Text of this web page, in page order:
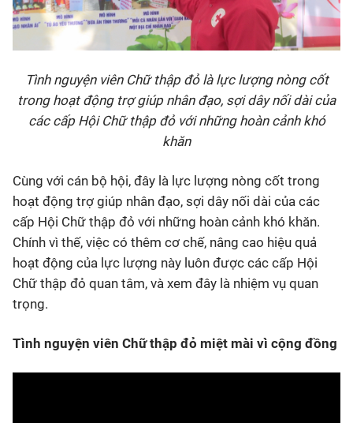
Tình nguyện viên Chữ thập đỏ là lực lượng nòng cốt
trong hoạt động trợ giúp nhân đạo, sợi dây nối dài của
các cấp Hội Chữ thập đỏ với những hoàn cảnh khó
khăn
Cùng với cán bộ hội, đây là lực lượng nòng cốt trong
hoạt động trợ giúp nhân đạo, sợi dây nối dài của các
cấp Hội Chữ thập đỏ với những hoàn cảnh khó khăn.
Chính vì thế, việc có thêm cơ chế, nâng cao hiệu quả
hoạt động của lực lượng này luôn được các cấp Hội
Chữ thập đỏ quan tâm, và xem đây là nhiệm vụ quan
trọng.
Tình nguyện viên Chữ thập đỏ miệt mài vì cộng đồng